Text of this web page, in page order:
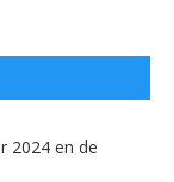
2024 en de